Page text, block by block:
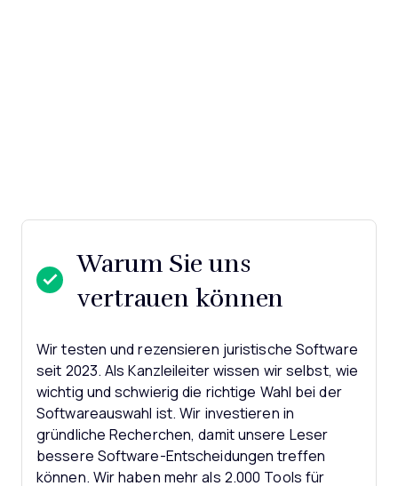
Warum Sie uns
vertrauen können
Wir testen und rezensieren juristische Software
seit 2023. Als Kanzleileiter wissen wir selbst, wie
wichtig und schwierig die richtige Wahl bei der
Softwareauswahl ist. Wir investieren in
gründliche Recherchen, damit unsere Leser
bessere Software-Entscheidungen treffen
können. Wir haben mehr als 2.000 Tools für